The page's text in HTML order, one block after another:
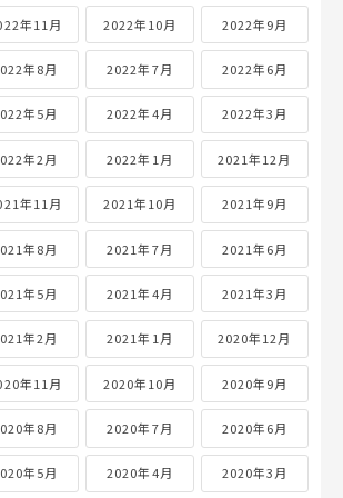
年11月 2022年10月 2022年9月
年8月 2022年7月 2022年6月
年5月 2022年4月 2022年3月
年2月 2022年1月 2021年12月
年11月 2021年10月 2021年9月
年8月 2021年7月 2021年6月
年5月 2021年4月 2021年3月
年2月 2021年1月 2020年12月
年11月 2020年10月 2020年9月
年8月 2020年7月 2020年6月
年5月 2020年4月 2020年3月